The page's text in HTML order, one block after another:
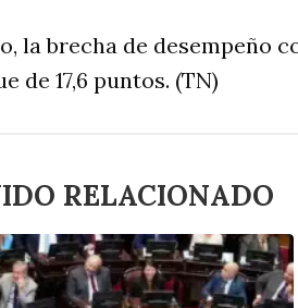
la brecha de desempeño
de 17,6 puntos. (TN)
RELACIONADO